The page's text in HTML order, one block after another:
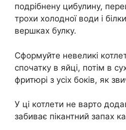
подрібнену цибулину,
трохи холодної води і
вершках булку.
Сформуйте невеликі
спочатку в яйці, потім в
фритюрі з усіх боків, як
У ці котлети не варто
забиває пікантний запах